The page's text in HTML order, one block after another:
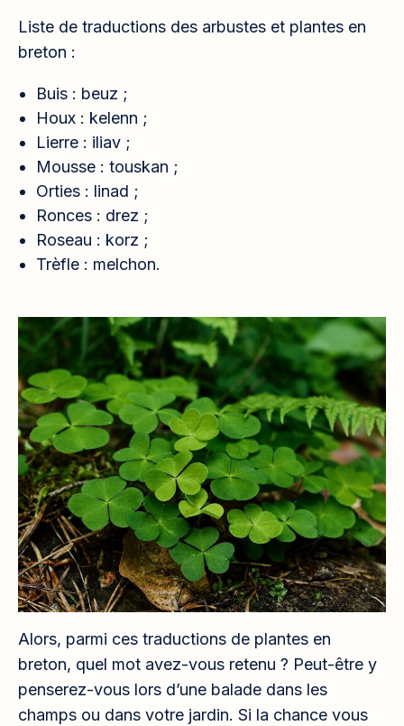
Liste de traductions des arbustes et plantes en
breton :
Buis : beuz ;
Houx : kelenn ;
Lierre : iliav ;
Mousse : touskan ;
Orties : linad ;
Ronces : drez ;
Roseau : korz ;
Trèfle : melchon.
Alors, parmi ces traductions de plantes en
breton, quel mot avez-vous retenu ? Peut-être y
penserez-vous lors d’une balade dans les
champs ou dans votre jardin. Si la chance vous